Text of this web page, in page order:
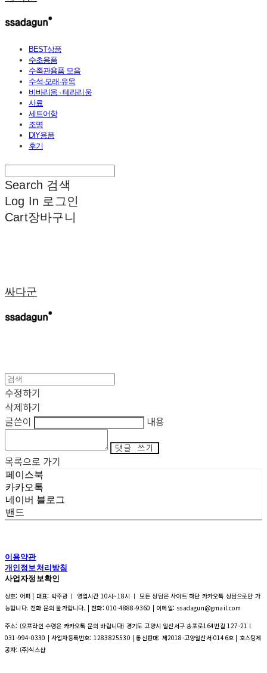
BEST상품
수초용품
수족관용품 모음
수석·모래·유목
비바리움 · 테라리움
사료
세트어항
조명
DIY용품
후기
Search 검색
Log In 로그인
Cart장바구니
싸다군
수정하기
삭제하기
글쓴이
내용
댓글 쓰기
목록으로 가기
페이스북
카카오톡
네이버 블로그
밴드
이용약관
개인정보처리방침
사업자정보확인
상호: 어퍼 | 대표: 박주광 ㅣ 영업시간 10시~18시 ㅣ 모든 상담은 사이트 하단 카카오톡 상담으로만 가
능합니다. 전화 문의 불가합니다. | 전화: 010-4888-9360 | 이메일: ssadagun@gmail.com
주소: (오프라인 수령은 카카오톡 문의 바랍니다) 경기도 고양시 일산서구 송포로164번길 127-21 l
031-994-0330 | 사업자등록번호: 1283825530 | 통신판매: 제2018-고양일산서-0146호 | 호스팅제
공자: (주)식스샵